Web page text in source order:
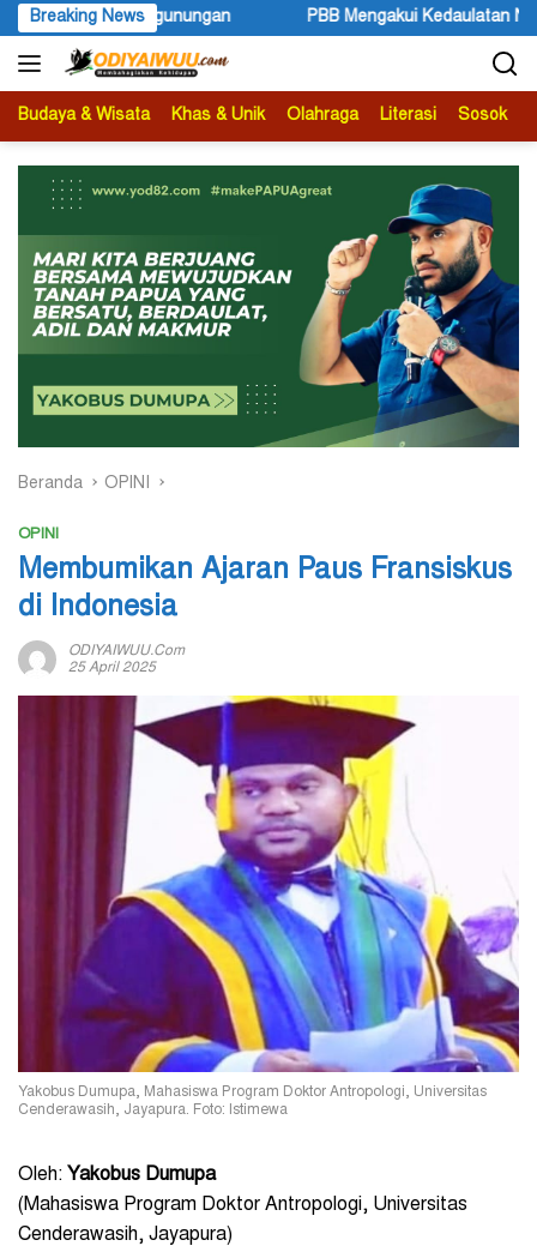
Langsung
ke
konten
Breaking News
PBB Mengakui Kedaulatan Negara Maluku Selatan (2)
Budaya & Wisata Khas & Unik Olahraga Literasi Sosok
Beranda OPINI
OPINI
Membumikan Ajaran Paus Fransiskus
di Indonesia
ODIYAIWUU.com
25 April 2025
Yakobus Dumupa, Mahasiswa Program Doktor Antropologi, Universitas
Cenderawasih, Jayapura. Foto: Istimewa
Oleh: Yakobus Dumupa
(Mahasiswa Program Doktor Antropologi, Universitas
Cenderawasih, Jayapura)